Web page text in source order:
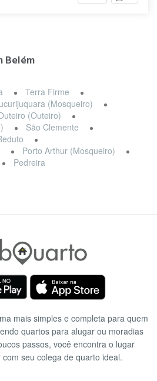
Belém
Terra Firme
(Mosqueiro)
(Outeiro)
São Clemente
Porto Arthur (Mosqueiro)
Pedreira
mais simples e completa para quem
quartos para alugar ou moradias
passos, você encontra o lugar
seu colega de quarto ideal.